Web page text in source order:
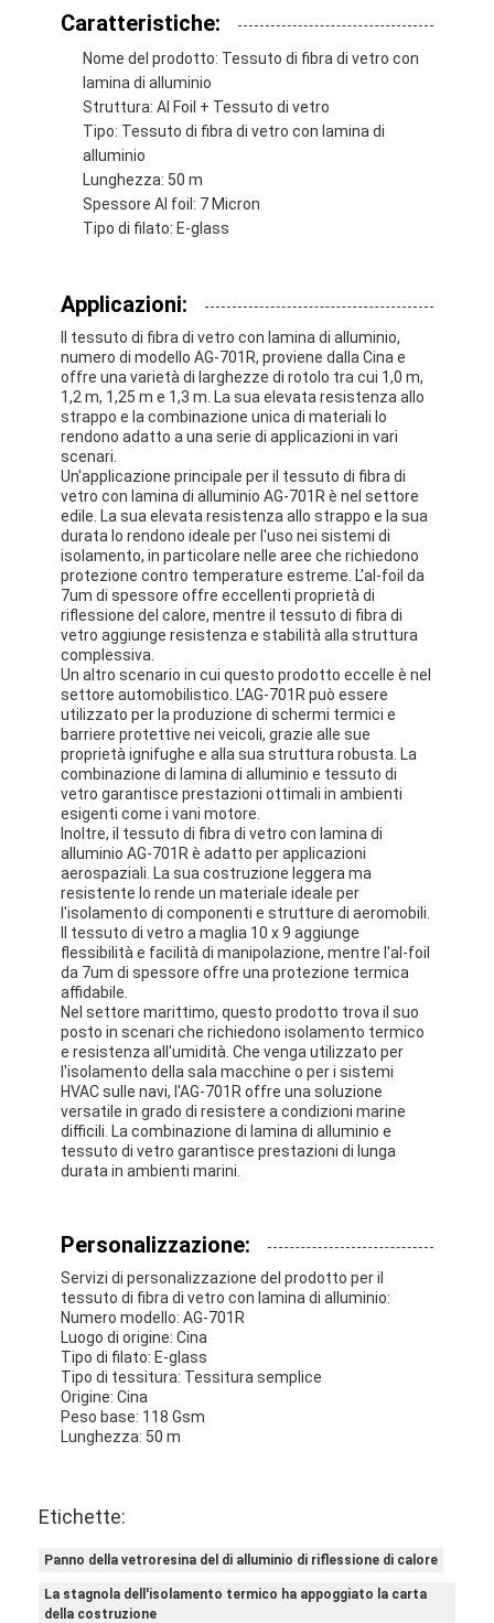
Giro della fabbrica
Controllo di qualità
Contattici
Nastro adesivo dell'isolamento
Nastro termoresistente dell'isolamento
Nastro adesivo del panno di vetro
Nastro adesivo del film del Polyimide
Nastro adesivo del di alluminio
Nastro del panno di vetro del di alluminio
La stagnola ha affrontato la carta kraft
Panno della vetroresina del di alluminio
Nastro della tela della stagnola
Nastro di condotta del panno
Doppio nastro adesivo parteggiato
Nastro adesivo dell'ANIMALE DOMESTICO
Colata di investimento di precisione
Tavola di isolamento elettrico
Caratteristiche:
Nome del prodotto: Tessuto di fibra di vetro con
lamina di alluminio
Struttura: Al Foil + Tessuto di vetro
Tipo: Tessuto di fibra di vetro con lamina di
alluminio
Lunghezza: 50 m
Spessore Al foil: 7 Micron
Tipo di filato: E-glass
Applicazioni:
Il tessuto di fibra di vetro con lamina di alluminio,
numero di modello AG-701R, proviene dalla Cina e
offre una varietà di larghezze di rotolo tra cui 1,0 m,
1,2 m, 1,25 m e 1,3 m. La sua elevata resistenza allo
strappo e la combinazione unica di materiali lo
rendono adatto a una serie di applicazioni in vari
scenari.
Un'applicazione principale per il tessuto di fibra di
vetro con lamina di alluminio AG-701R è nel settore
edile. La sua elevata resistenza allo strappo e la sua
durata lo rendono ideale per l'uso nei sistemi di
isolamento, in particolare nelle aree che richiedono
protezione contro temperature estreme. L'al-foil da
7um di spessore offre eccellenti proprietà di
riflessione del calore, mentre il tessuto di fibra di
vetro aggiunge resistenza e stabilità alla struttura
complessiva.
Un altro scenario in cui questo prodotto eccelle è nel
settore automobilistico. L'AG-701R può essere
utilizzato per la produzione di schermi termici e
barriere protettive nei veicoli, grazie alle sue
proprietà ignifughe e alla sua struttura robusta. La
combinazione di lamina di alluminio e tessuto di
vetro garantisce prestazioni ottimali in ambienti
esigenti come i vani motore.
Inoltre, il tessuto di fibra di vetro con lamina di
alluminio AG-701R è adatto per applicazioni
aerospaziali. La sua costruzione leggera ma
resistente lo rende un materiale ideale per
l'isolamento di componenti e strutture di aeromobili.
Il tessuto di vetro a maglia 10 x 9 aggiunge
flessibilità e facilità di manipolazione, mentre l'al-foil
da 7um di spessore offre una protezione termica
affidabile.
Nel settore marittimo, questo prodotto trova il suo
posto in scenari che richiedono isolamento termico
e resistenza all'umidità. Che venga utilizzato per
l'isolamento della sala macchine o per i sistemi
HVAC sulle navi, l'AG-701R offre una soluzione
versatile in grado di resistere a condizioni marine
difficili. La combinazione di lamina di alluminio e
tessuto di vetro garantisce prestazioni di lunga
durata in ambienti marini.
Personalizzazione:
Servizi di personalizzazione del prodotto per il
tessuto di fibra di vetro con lamina di alluminio:
Numero modello: AG-701R
Luogo di origine: Cina
Tipo di filato: E-glass
Tipo di tessitura: Tessitura semplice
Origine: Cina
Peso base: 118 Gsm
Lunghezza: 50 m
Etichette:
Panno della vetroresina del di alluminio di riflessione di calore
La stagnola dell'isolamento termico ha appoggiato la carta
della costruzione